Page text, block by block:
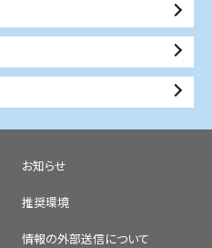
お知らせ
推奨環境
情報の外部送信について